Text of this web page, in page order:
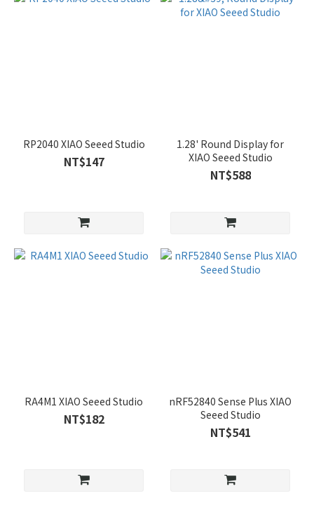
RP2040 XIAO Seeed Studio
NT$147
1.28' Round Display for
XIAO Seeed Studio
NT$588
RA4M1 XIAO Seeed Studio
NT$182
nRF52840 Sense Plus XIAO
Seeed Studio
NT$541